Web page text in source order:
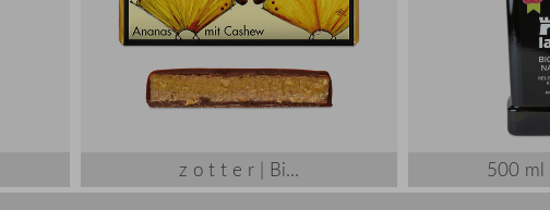
z o t t e r | Bi... 500 ml